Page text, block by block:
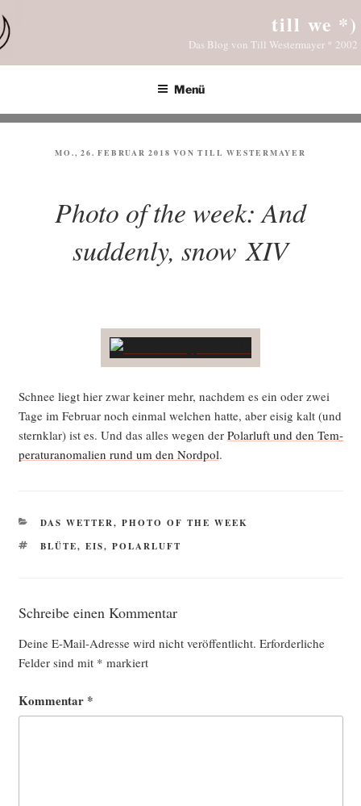
Inhalt
springen
till we *)
Das Blog von Till Westermayer * 2002
Menü
VERÖFFENTLICHT
MO., 26. FEBRUAR 2018 VONTILL WESTERMAYER
Photo of the week: And
suddenly, snow XIV
Schnee liegt hier zwar kei­ner mehr, nach­dem es ein oder zwei
Tage im Febru­ar noch ein­mal wel­chen hat­te, aber eisig kalt (und
stern­klar) ist es. Und das alles wegen der Polar­luft und den Tem­
pe­ra­tur­an­oma­lien rund um den Nord­pol.
KATEGORIEN
DAS WETTER, PHOTO OF THE WEEK
SCHLAGWÖRTER
BLÜTE, EIS, POLARLUFT
Schreibe einen Kommentar
Deine E-Mail-Adresse wird nicht veröffentlicht. Erforderliche
Felder sind mit * markiert
Kommentar *